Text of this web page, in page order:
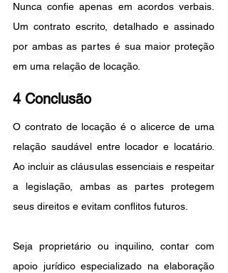
Nunca confie apenas em acordos verbais.
Um contrato escrito, detalhado e assinado
por ambas as partes é sua maior proteção
em uma relação de locação.
4 Conclusão
O contrato de locação é o alicerce de uma
relação saudável entre locador e locatário.
Ao incluir as cláusulas essenciais e respeitar
a legislação, ambas as partes protegem
seus direitos e evitam conflitos futuros.
Seja proprietário ou inquilino, contar com
apoio jurídico especializado na elaboração